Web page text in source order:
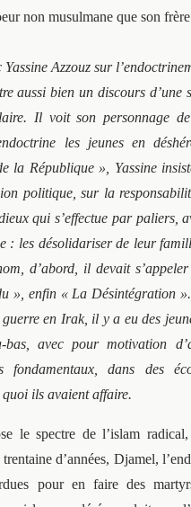
non musulmane que son frère
Yassine Azzouz sur
aussi bien un discours d’une
Il voit son personnage
les jeunes en
la République », Yassine
politique, sur la
qui s’effectue par paliers,
: les désolidariser de leur
d’abord, il devait
», enfin « La Désintégration ».
en Irak, il y a eu des
avec pour motivation
fondamentaux, dans des
ils avaient affaire.
le spectre de l’islam
trentaine d’années, Djamel,
pour en faire des